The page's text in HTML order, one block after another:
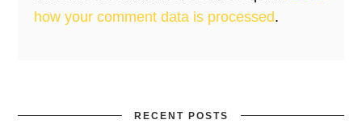
how your comment data is processed.
RECENT POSTS